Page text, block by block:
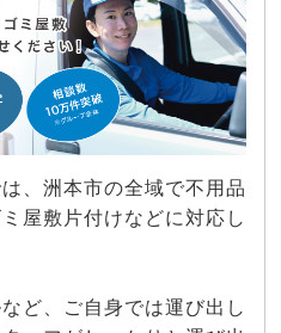
、洲本市の全域で不用品
屋敷片付けなどに対応し
ど、ご自身では運び出し